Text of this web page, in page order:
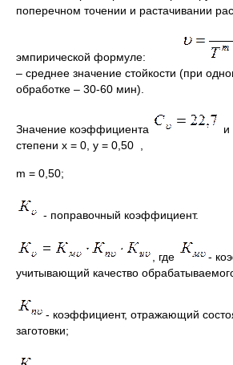
поперечном точении и растачивании
эмпирической формуле:
– среднее значение стойкости (при
обработке – 30-60 мин).
Значение коэффициента
и
степени х = 0, у = 0,50 ,
m = 0,50;
- поправочный коэффициент.
, где
-
учитывающий качество
- коэффициент, отражающий
заготовки;